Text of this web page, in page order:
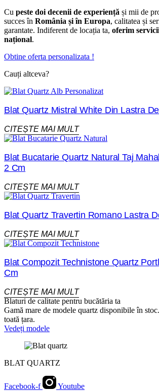
Cu peste doi decenii de experiență și mii de
succes în România și în Europa, calitatea și
garantate. Indiferent de locația ta, oferim
național.
Obtine oferta personalizata !
Cauți altceva?
Blat Quartz Mistral White Din Lastra
CITEȘTE MAI MULT
Blat Bucatarie Quartz Natural Taj
2 Cm
CITEȘTE MAI MULT
Blat Quartz Travertin Romano Lastra
CITEȘTE MAI MULT
Blat Compozit Technistone Quartz
Cm
CITEȘTE MAI MULT
Blaturi de calitate pentru bucătăria ta
Gamă mare de modele quartz disponibile în
toată țara.
Vedeți modele
BLAT QUARTZ
Facebook-f Youtube